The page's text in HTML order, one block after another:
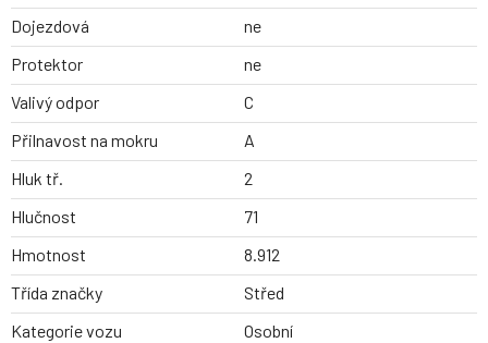
Dojezdová
ne
Protektor
ne
Valivý odpor
C
Přilnavost na mokru
A
Hluk tř.
2
Hlučnost
71
Hmotnost
8.912
Třída značky
Střed
Kategorie vozu
Osobní